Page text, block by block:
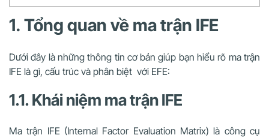
1. Tổng quan về ma trận IFE
Dưới đây là những thông tin cơ bản giúp bạn hiểu rõ ma trận
IFE là gì, cấu trúc và phân biệt với EFE:
1.1. Khái niệm ma trận IFE
Ma trận IFE (Internal Factor Evaluation Matrix) là công cụ